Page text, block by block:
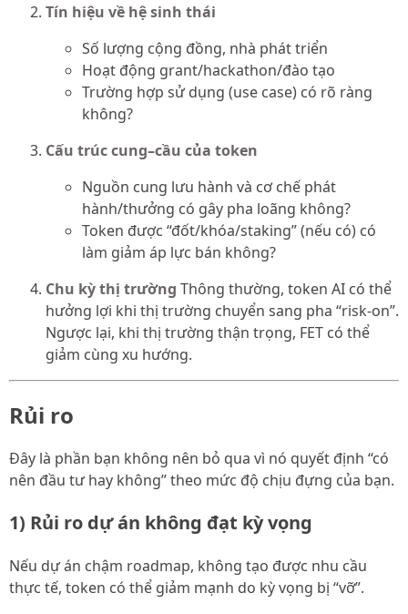
Tín hiệu về hệ sinh thái
Số lượng cộng đồng, nhà phát triển
Hoạt động grant/hackathon/đào tạo
Trường hợp sử dụng (use case) có rõ ràng
không?
Cấu trúc cung–cầu của token
Nguồn cung lưu hành và cơ chế phát
hành/thưởng có gây pha loãng không?
Token được “đốt/khóa/staking” (nếu có) có
làm giảm áp lực bán không?
Chu kỳ thị trường Thông thường, token AI có thể
hưởng lợi khi thị trường chuyển sang pha “risk-on”.
Ngược lại, khi thị trường thận trọng, FET có thể
giảm cùng xu hướng.
Rủi ro
Đây là phần bạn không nên bỏ qua vì nó quyết định “có
nên đầu tư hay không” theo mức độ chịu đựng của bạn.
1) Rủi ro dự án không đạt kỳ vọng
Nếu dự án chậm roadmap, không tạo được nhu cầu
thực tế, token có thể giảm mạnh do kỳ vọng bị “vỡ”.